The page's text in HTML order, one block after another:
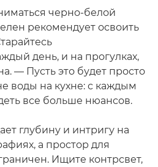
черно-белой
рекомендует освоить
день, и на прогулках,
— Пусть это будет просто
воды на кухне: с каждым
все больше нюансов.
глубину и интригу на
а простор для
Ищите контрсвет,